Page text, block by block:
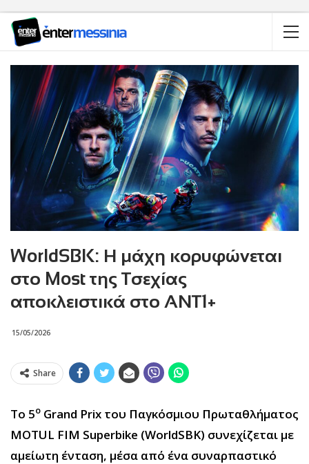
WorldSBK: Η μάχη κορυφώνεται
στο Most της Τσεχίας
αποκλειστικά στο ΑΝΤ1+
15/05/2026
Share
Το 5ο Grand Prix του Παγκόσμιου Πρωταθλήματος
MOTUL FIM Superbike (WorldSBK) συνεχίζεται με
αμείωτη ένταση, μέσα από ένα συναρπαστικό